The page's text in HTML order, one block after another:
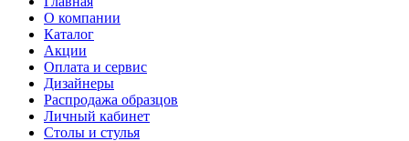
О компании
Каталог
Акции
Оплата и сервис
Дизайнеры
Распродажа образцов
Личный кабинет
Столы и стулья